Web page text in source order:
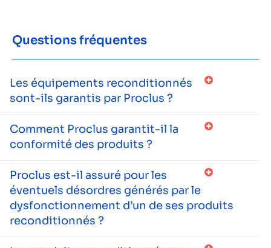
Questions fréquentes
Les équipements reconditionnés
sont-ils garantis par Proclus ?
Comment Proclus garantit-il la
conformité des produits ?
Proclus est-il assuré pour les
éventuels désordres générés par le
dysfonctionnement d’un de ses produits
reconditionnés ?